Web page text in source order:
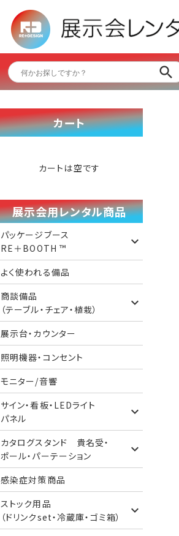
カート
カートは空です
展示会用レンタル商品
パッケージブース
RE＋BOOTH ™️
よく使われる備品
商談備品
（テーブル・チェア・植栽）
展示台・カウンター
照明機器・コンセント
モニター/音響
サイン・看板・LEDライト
パネル
カタログスタンド 貴名受・
ポール・パーテーション
感染症対策商品
ストック用品
（ドリンクset・冷蔵庫・ゴミ箱）